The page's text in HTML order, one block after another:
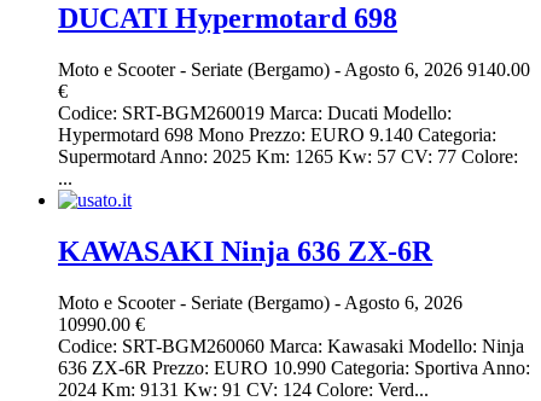
DUCATI Hypermotard 698
Moto e Scooter- Seriate (Bergamo) - Agosto 6, 2026 9140.00
€
Codice: SRT-BGM260019 Marca: Ducati Modello:
Hypermotard 698 Mono Prezzo: EURO 9.140 Categoria:
Supermotard Anno: 2025 Km: 1265 Kw: 57 CV: 77 Colore:
...
KAWASAKI Ninja 636 ZX-6R
Moto e Scooter- Seriate (Bergamo) - Agosto 6, 2026
10990.00 €
Codice: SRT-BGM260060 Marca: Kawasaki Modello: Ninja
636 ZX-6R Prezzo: EURO 10.990 Categoria: Sportiva Anno:
2024 Km: 9131 Kw: 91 CV: 124 Colore: Verd...